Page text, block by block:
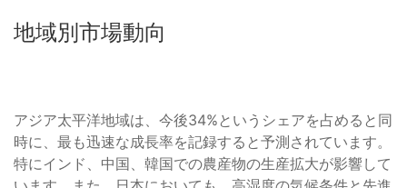
地域別市場動向
アジア太平洋地域は、今後34%というシェアを占めると同
時に、最も迅速な成長率を記録すると予測されています。
特にインド、中国、韓国での農産物の生産拡大が影響して